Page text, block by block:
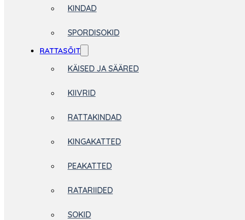
KINDAD
SPORDISOKID
RATTASÕIT
KÄISED JA SÄÄRED
KIIVRID
RATTAKINDAD
KINGAKATTED
PEAKATTED
RATARIIDED
SOKID